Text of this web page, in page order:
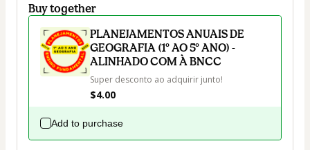
Buy together
PLANEJAMENTOS ANUAIS DE
GEOGRAFIA (1º AO 5º ANO) -
ALINHADO COM À BNCC
Super desconto ao adquirir junto!
$4.00
Add to purchase